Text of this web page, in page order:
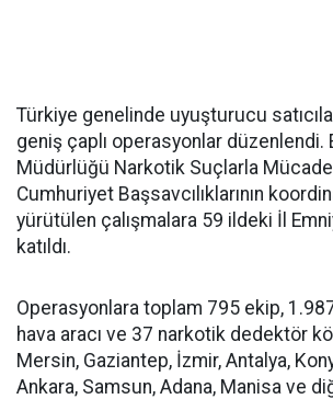
Türkiye genelinde uyuşturucu
geniş çaplı operasyonlar düzenlendi.
Müdürlüğü Narkotik Suçlarla
Cumhuriyet Başsavcılıklarının
yürütülen çalışmalara 59 ildeki İl
katıldı.
Operasyonlara toplam 795 ekip,
hava aracı ve 37 narkotik dedektör
Mersin, Gaziantep, İzmir, Antalya,
Ankara, Samsun, Adana, Manisa ve